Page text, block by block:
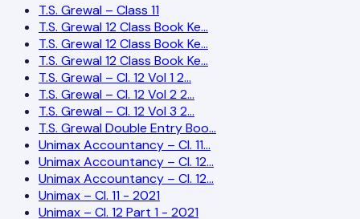
T.S. Grewal – Class 11
T.S. Grewal 12 Class Book Ke…
T.S. Grewal 12 Class Book Ke…
T.S. Grewal 12 Class Book Ke…
T.S. Grewal – Cl. 12 Vol 1 2…
T.S. Grewal – Cl. 12 Vol 2 2…
T.S. Grewal – Cl. 12 Vol 3 2…
T.S. Grewal Double Entry Boo…
Unimax Accountancy – Cl. 11…
Unimax Accountancy – Cl. 12…
Unimax Accountancy – Cl. 12…
Unimax – Cl. 11 - 2021
Unimax – Cl. 12 Part 1 - 2021